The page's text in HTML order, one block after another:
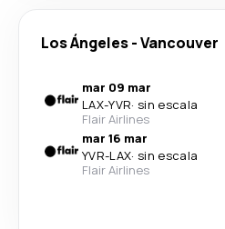
Los Ángeles-Vancouver
mar 09 mar
LAX-YVR· sin escala
Flair Airlines
mar 16 mar
YVR-LAX· sin escala
Flair Airlines